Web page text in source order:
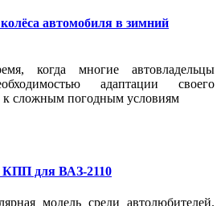
автомобиля в зимний
когда многие автовладельцы
адаптации своего
к сложным погодным условиям
КПП для ВАЗ-2110
модель среди автолюбителей.